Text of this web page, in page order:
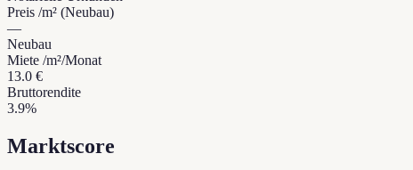
Preis /m² (Neubau)
—
Neubau
Miete /m²/Monat
13.0 €
Bruttorendite
3.9%
Marktscore